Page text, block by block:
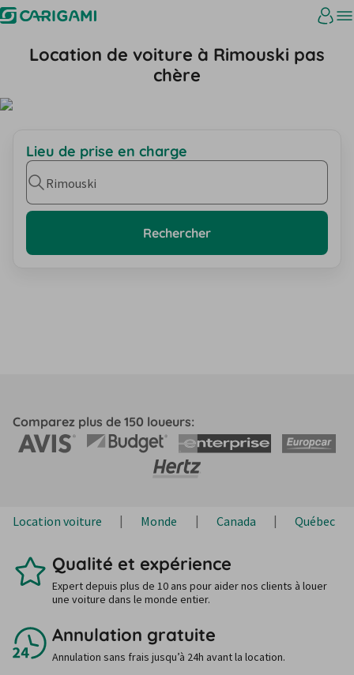
Location de voiture à Rimouski pas
chère
Lieu de prise en charge
Rimouski
Rechercher
Comparez plus de 150 loueurs:
Location voiture Monde Canada Québec
Qualité et expérience
Expert depuis plus de 10 ans pour aider nos clients à louer
une voiture dans le monde entier.
Annulation gratuite
Annulation sans frais jusqu’à 24h avant la location.